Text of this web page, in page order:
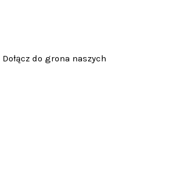
do grona naszych